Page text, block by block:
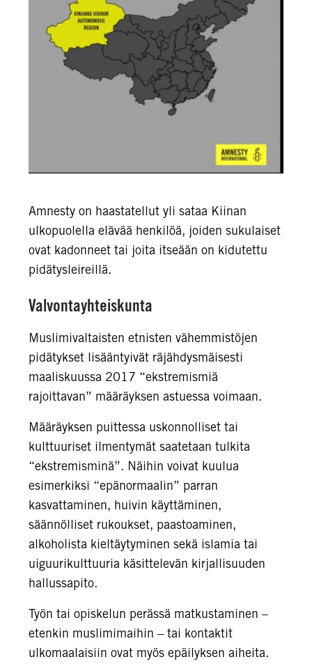
Amnesty on haastatellut yli sataa Kiinan
ulkopuolella elävää henkilöä, joiden sukulaiset
ovat kadonneet tai joita itseään on kidutettu
pidätysleireillä.
Valvontayhteiskunta
Muslimivaltaisten etnisten vähemmistöjen
pidätykset lisääntyivät räjähdysmäisesti
maaliskuussa 2017 “ekstremismiä
rajoittavan” määräyksen astuessa voimaan.
Määräyksen puittessa uskonnolliset tai
kulttuuriset ilmentymät saatetaan tulkita
“ekstremisminä”. Näihin voivat kuulua
esimerkiksi “epänormaalin” parran
kasvattaminen, huivin käyttäminen,
säännölliset rukoukset, paastoaminen,
alkoholista kieltäytyminen sekä islamia tai
uiguurikulttuuria käsittelevän kirjallisuuden
hallussapito.
Työn tai opiskelun perässä matkustaminen –
etenkin muslimimaihin – tai kontaktit
ulkomaalaisiin ovat myös epäilyksen aiheita.